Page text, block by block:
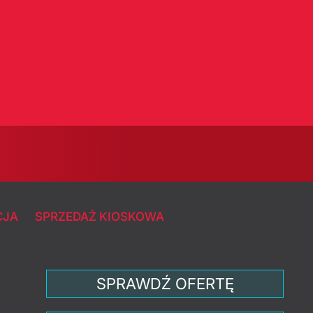
SPRZEDAŻ KIOSKOWA
SPRAWDŹ OFERTĘ